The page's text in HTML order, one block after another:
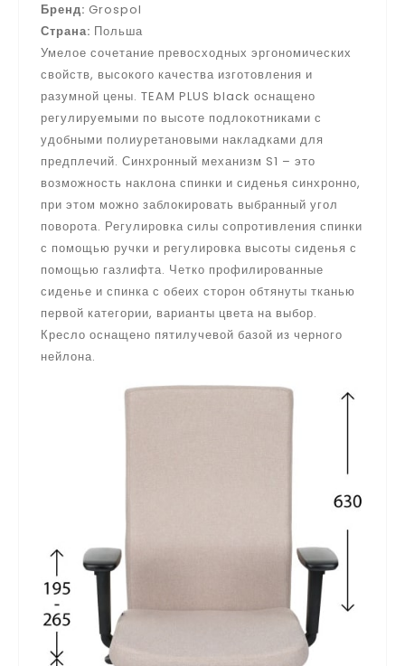
Бренд: Grospol
Страна: Польша
Умелое сочетание превосходных эргономических
свойств, высокого качества изготовления и
разумной цены. TEAM PLUS black оснащено
регулируемыми по высоте подлокотниками с
удобными полиуретановыми накладками для
предплечий. Синхронный механизм S1 – это
возможность наклона спинки и сиденья синхронно,
при этом можно заблокировать выбранный угол
поворота. Регулировка силы сопротивления спинки
с помощью ручки и регулировка высоты сиденья с
помощью газлифта. Четко профилированные
сиденье и спинка с обеих сторон обтянуты тканью
первой категории, варианты цвета на выбор.
Кресло оснащено пятилучевой базой из черного
нейлона.